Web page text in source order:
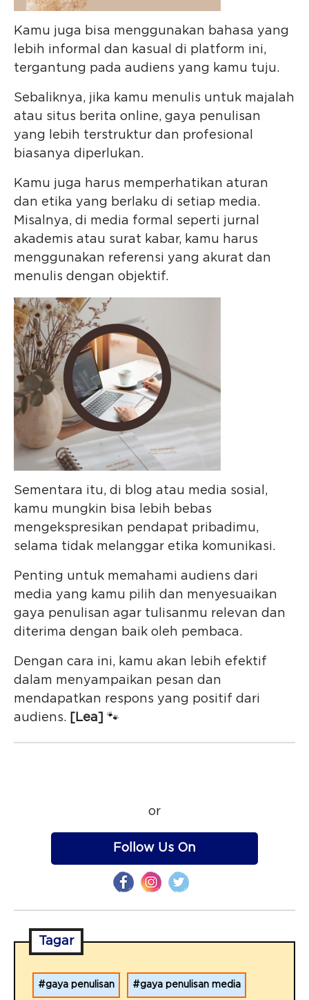
Kamu juga bisa menggunakan bahasa yang
lebih informal dan kasual di platform ini,
tergantung pada audiens yang kamu tuju.
Sebaliknya, jika kamu menulis untuk majalah
atau situs berita online, gaya penulisan
yang lebih terstruktur dan profesional
biasanya diperlukan.
Kamu juga harus memperhatikan aturan
dan etika yang berlaku di setiap media.
Misalnya, di media formal seperti jurnal
akademis atau surat kabar, kamu harus
menggunakan referensi yang akurat dan
menulis dengan objektif.
Sementara itu, di blog atau media sosial,
kamu mungkin bisa lebih bebas
mengekspresikan pendapat pribadimu,
selama tidak melanggar etika komunikasi.
Penting untuk memahami audiens dari
media yang kamu pilih dan menyesuaikan
gaya penulisan agar tulisanmu relevan dan
diterima dengan baik oleh pembaca.
Dengan cara ini, kamu akan lebih efektif
dalam menyampaikan pesan dan
mendapatkan respons yang positif dari
audiens. [Lea] 🐾
or
Follow Us On
Tagar
gaya penulisan gaya penulisan media